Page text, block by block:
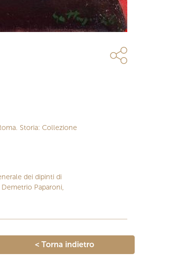
Storia: Collezione
dei dipinti di
Paparoni,
< Torna indietro